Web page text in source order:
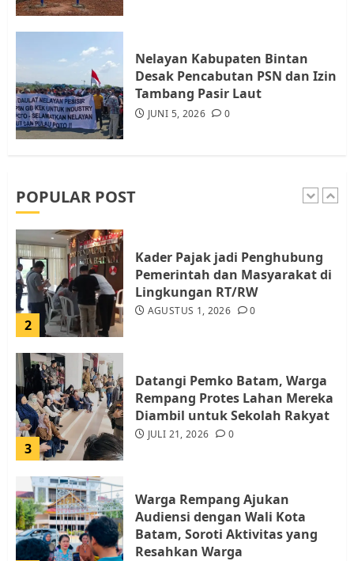
Nelayan Kabupaten Bintan
Desak Pencabutan PSN dan Izin
Tambang Pasir Laut
JUNI 5, 2026 0
POPULAR POST
5
JULI 15, 2026 0
1
2
Kader Pajak jadi Penghubung
Pemerintah dan Masyarakat di
Lingkungan RT/RW
AGUSTUS 1, 2026 0
3
Datangi Pemko Batam, Warga
Rempang Protes Lahan Mereka
Diambil untuk Sekolah Rakyat
JULI 21, 2026 0
Warga Rempang Ajukan
Audiensi dengan Wali Kota
Batam, Soroti Aktivitas yang
Resahkan Warga